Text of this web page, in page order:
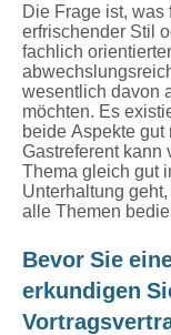
Die Frage ist, was
erfrischender Stil
fachlich
wesentlich davon
möchten. Es
beide Aspekte
Gastreferent kann
Thema gleich gut
Unterhaltung
alle Themen
Bevor Sie
erkundigen